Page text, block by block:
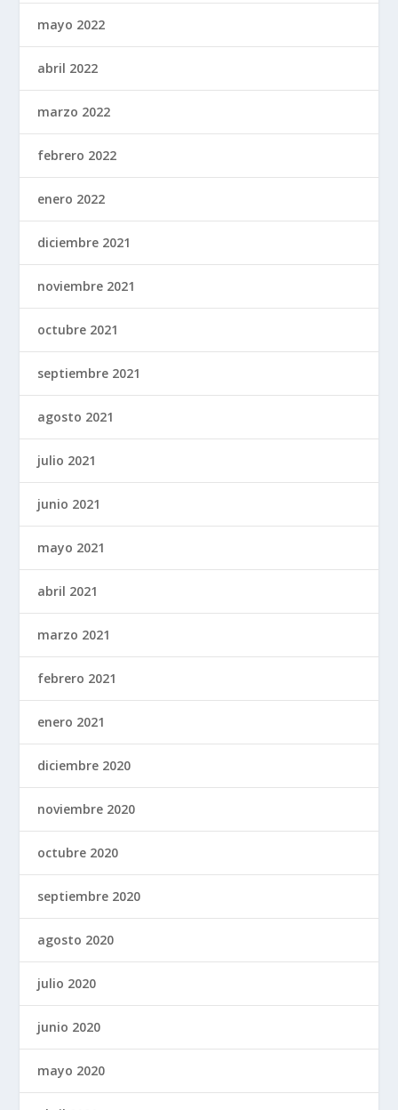
mayo 2022
abril 2022
marzo 2022
febrero 2022
enero 2022
diciembre 2021
noviembre 2021
octubre 2021
septiembre 2021
agosto 2021
julio 2021
junio 2021
mayo 2021
abril 2021
marzo 2021
febrero 2021
enero 2021
diciembre 2020
noviembre 2020
octubre 2020
septiembre 2020
agosto 2020
julio 2020
junio 2020
mayo 2020